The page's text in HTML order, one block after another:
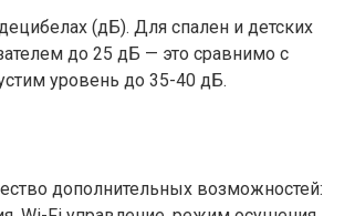
(дБ). Для спален и детских
до 25 дБ — это сравнимо с
уровень до 35-40 дБ.
дополнительных возможностей: